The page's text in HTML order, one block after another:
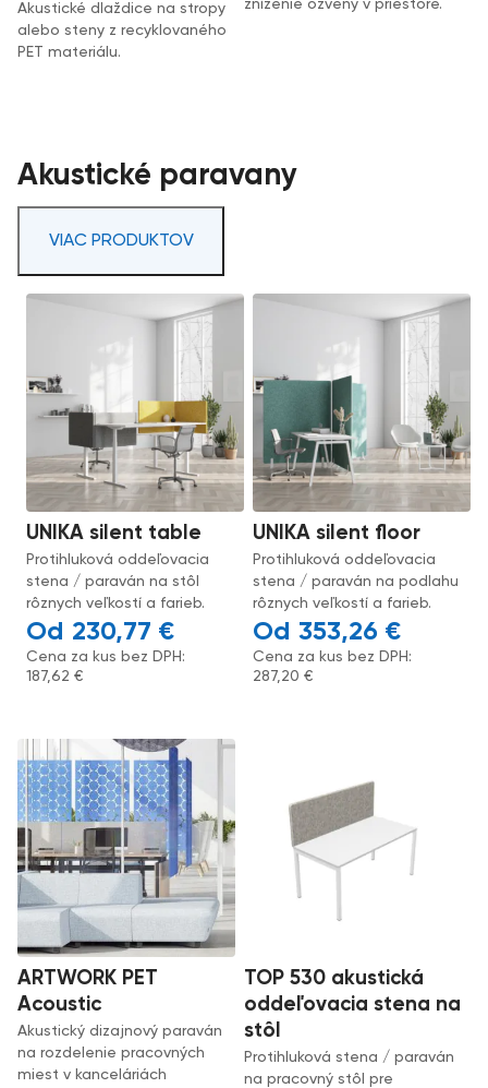
Akustické dlaždice na stropy
alebo steny z recyklovaného
PET materiálu.
zníženie ozveny v priestore.
Akustické paravany
VIAC PRODUKTOV
UNIKA silent table
Protihluková oddeľovacia
stena / paraván na stôl
rôznych veľkostí a farieb.
230,77 €
Cena za kus bez DPH:
187,62€
UNIKA silent floor
Protihluková oddeľovacia
stena / paraván na podlahu
rôznych veľkostí a farieb.
353,26 €
Cena za kus bez DPH:
287,20€
ARTWORK PET
Acoustic
Akustický dizajnový paraván
na rozdelenie pracovných
miest v kanceláriách
TOP 530 akustická
oddeľovacia stena na
stôl
Protihluková stena / paraván
na pracovný stôl pre